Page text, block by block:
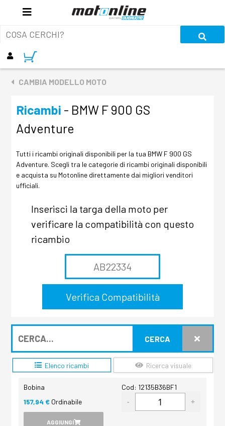
CAMBIA MODELLO MOTO
Ricambi - BMW F 900 GS
Adventure
Tutti i ricambi originali disponibili per la tua BMW F 900 GS
Adventure. Scegli tra le categorie di ricambi originali disponibili
e acquista su Motonline direttamente dai migliori venditori
ufficiali.
Inserisci la targa della moto per
verificare la compatibilità con questo
ricambio
CERCA
Elenco ricambi Ricerca visuale
Bobina
Cod: 12135B36BF1
157,94 € Ordinabile
AGGIUNGI